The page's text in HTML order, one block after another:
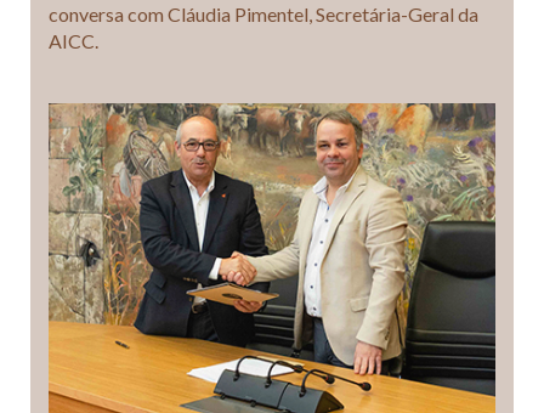
conversa com Cláudia Pimentel, Secretária-Geral da
AICC.